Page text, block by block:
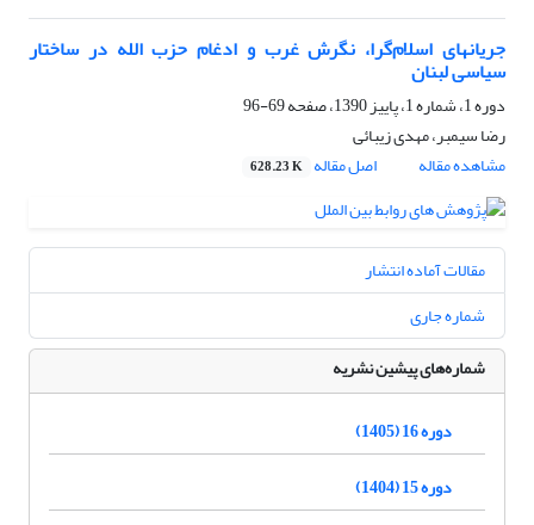
جریانهای اسلام‌گرا، نگرش غرب و ادغام حزب الله در ساختار
سیاسی لبنان
دوره 1، شماره 1، پاییز 1390، صفحه
69-96
رضا سیمبر، مهدی زیبائی
مشاهده مقاله
اصل مقاله 628.23 K
مقالات آماده انتشار
شماره جاری
شماره‌های پیشین نشریه
دوره 16 (1405)
دوره 15 (1404)